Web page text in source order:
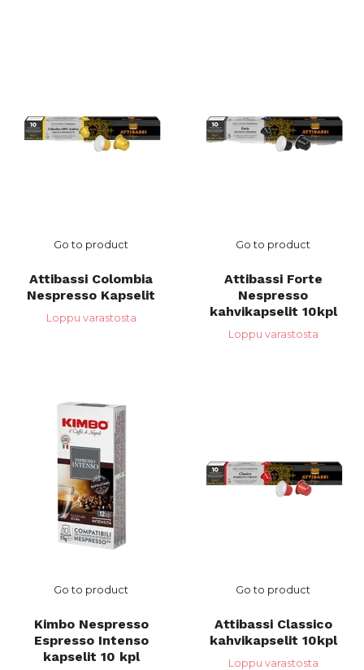
Go to product
Attibassi Colombia
Nespresso Kapselit
Loppu varastosta
Go to product
Attibassi Forte
Nespresso
kahvikapselit 10kpl
Loppu varastosta
Go to product
Kimbo Nespresso
Espresso Intenso
kapselit 10 kpl
Go to product
Attibassi Classico
kahvikapselit 10kpl
Loppu varastosta